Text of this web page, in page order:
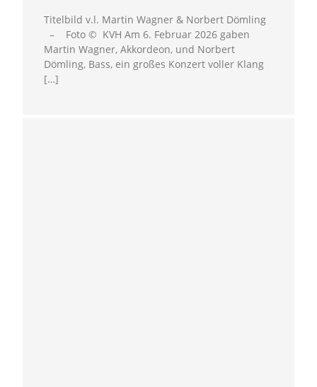
Titelbild v.l. Martin Wagner & Norbert Dömling
– Foto © KVH Am 6. Februar 2026 gaben
Martin Wagner, Akkordeon, und Norbert
Dömling, Bass, ein großes Konzert voller Klang
[…]